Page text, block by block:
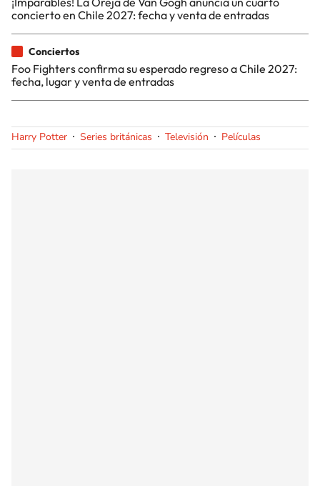
concierto en Chile 2027: fecha y venta de entradas
Conciertos
Foo Fighters confirma su esperado regreso a Chile 2027:
fecha, lugar y venta de entradas
Harry Potter Series británicas Televisión Películas